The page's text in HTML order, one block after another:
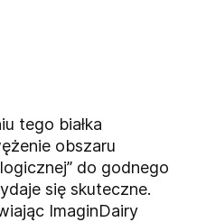
tego białka
obszaru
do godnego
się skuteczne.
ImaginDairy